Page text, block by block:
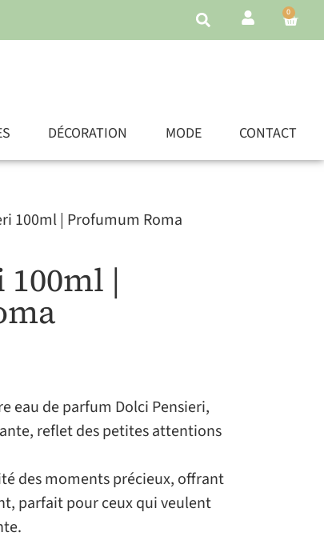
0
DÉCORATION MODE CONTACT
100ml | Profumum Roma
|
eau de parfum Dolci Pensieri,
reflet des petites attentions
des moments précieux, offrant
parfait pour ceux qui veulent